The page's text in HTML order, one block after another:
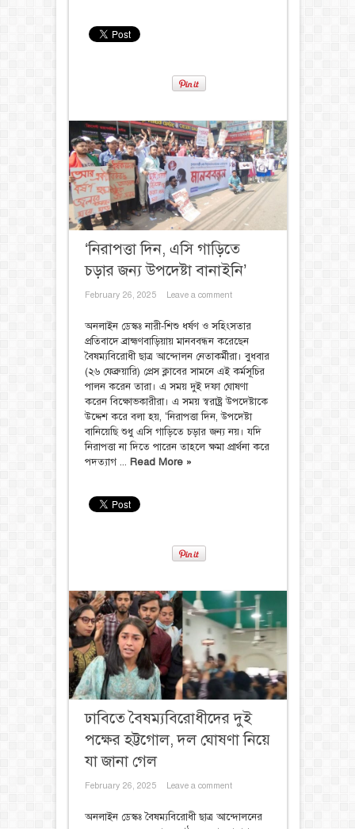
‘নিরাপত্তা দিন, এসি গাড়িতে
চড়ার জন্য উপদেষ্টা বানাইনি’
February 26, 2025 Leave a comment
অনলাইন ডেস্কঃ নারী-শিশু ধর্ষণ ও সহিংসতার
প্রতিবাদে ব্রাহ্মণবাড়িয়ায় মানববন্ধন করেছেন
বৈষম্যবিরোধী ছাত্র আন্দোলন নেতাকর্মীরা। বুধবার
(২৬ ফেব্রুয়ারি) প্রেস ক্লাবের সামনে এই কর্মসূচির
পালন করেন তারা। এ সময় দুই দফা ঘোষণা
করেন বিক্ষোভকারীরা। এ সময় স্বরাষ্ট্র উপদেষ্টাকে
উদ্দেশ করে বলা হয়, ‘নিরাপত্তা দিন, উপদেষ্টা
বানিয়েছি শুধু এসি গাড়িতে চড়ার জন্য নয়। যদি
নিরাপত্তা না দিতে পারেন তাহলে ক্ষমা প্রার্থনা করে
পদত্যাগ ... Read More »
ঢাবিতে বৈষম্যবিরোধীদের দুই
পক্ষের হট্টগোল, দল ঘোষণা নিয়ে
যা জানা গেল
February 26, 2025 Leave a comment
অনলাইন ডেস্কঃ বৈষম্যবিরোধী ছাত্র আন্দোলনের